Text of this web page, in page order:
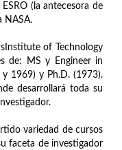
(la antecesora de
NASA.
of Technology
de: MS y Engineer in
1969) y Ph.D. (1973).
desarrollará toda su
variedad de cursos
faceta de investigador